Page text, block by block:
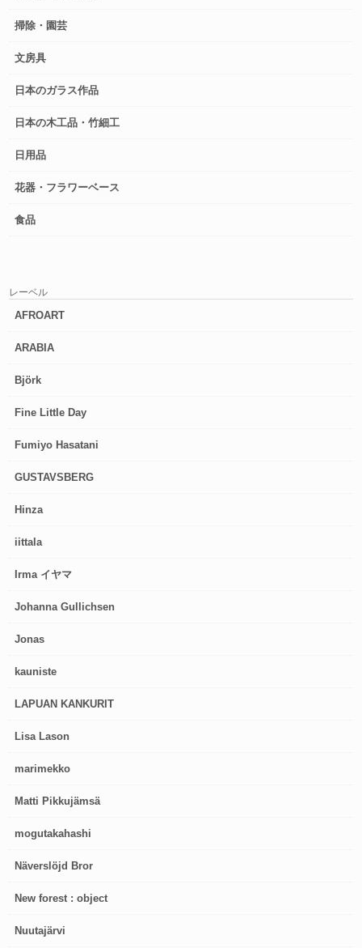
掃除・園芸
文房具
日本のガラス作品
日本の木工品・竹細工
日用品
花器・フラワーベース
食品
レーベル
AFROART
ARABIA
Björk
Fine Little Day
Fumiyo Hasatani
GUSTAVSBERG
Hinza
iittala
Irma イヤマ
Johanna Gullichsen
Jonas
kauniste
LAPUAN KANKURIT
Lisa Lason
marimekko
Matti Pikkujämsä
mogutakahashi
Näverslöjd Bror
New forest : object
Nuutajärvi